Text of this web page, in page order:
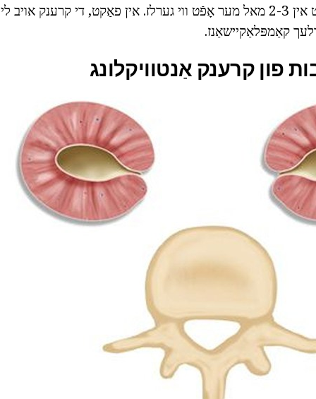
דורך די ינפרינגעמענט אין 2-3 מאל מער אָפֿט ווי גערלז. אין פאַקט, די קרענק
קאַמפּלאַקיישאַנז.
פון קרענק אַנטוויקלונג